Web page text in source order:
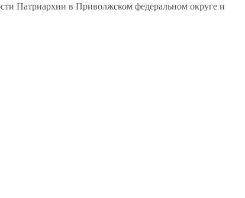
Патриархии в Приволжском федеральном округе и